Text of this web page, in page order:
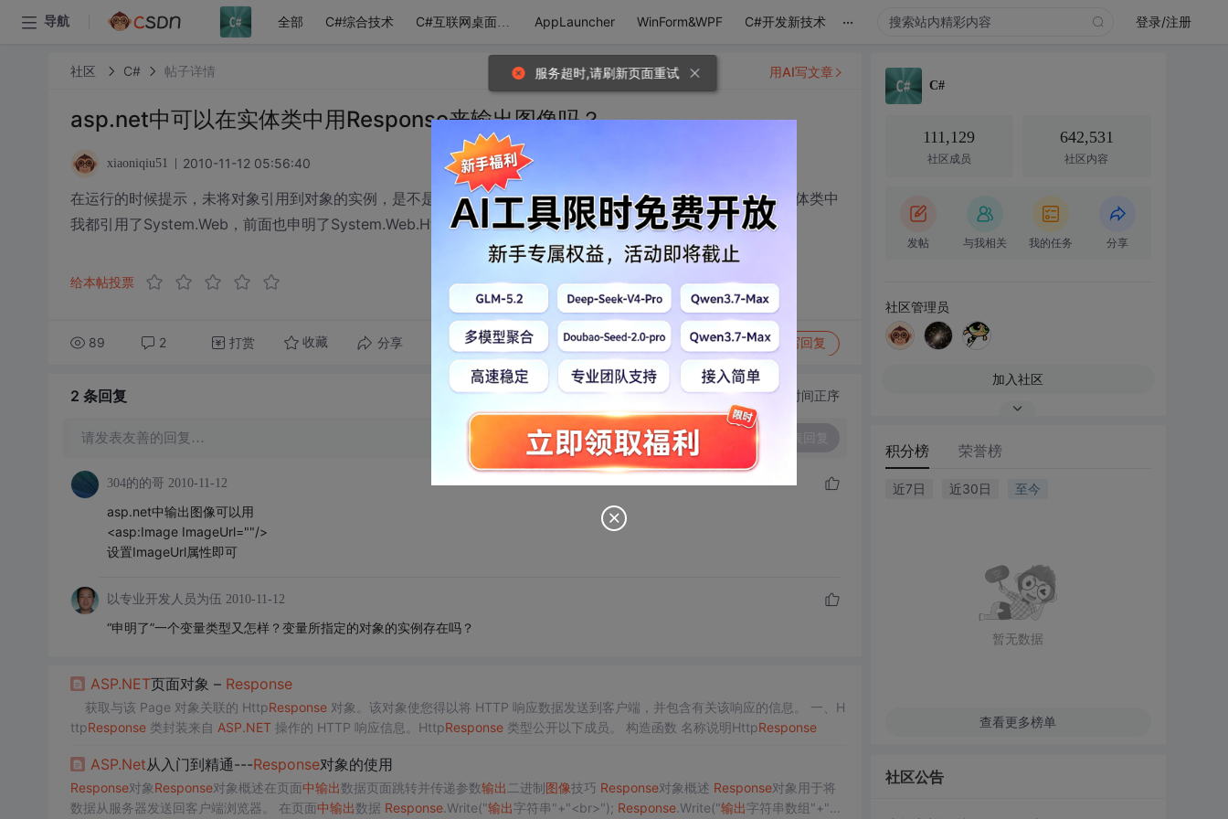
导航 全部 C#综合技术 C#互联网桌面应用 AppLauncher WinForm&WPF C#开发新技术 ... 登录/注册
社区 C# 帖子详情
asp.net中可以在实体类中用Response来输出图像吗？
xiaoniqiu51 2010-11-12 05:56:40
在运行的时候提示，未将对象引用到对象的实例，是不是在实体类中不可以用Response输出内容啊，引用中与实体类中
我都引用了System.Web，前面也申明了System.Web.HttpResponse response；
给本帖投票
89 2 打赏 收藏 分享 转发到动态 举报 写回复
用AI写文章
2 条回复 切换为时间正序
请发表友善的回复…
304的的哥 2010-11-12
asp.net中输出图像可以用
<asp:Image ImageUrl=""/>
设置ImageUrl属性即可
以专业开发人员为伍 2010-11-12
“申明了”一个变量类型又怎样？变量所指定的对象的实例存在吗？
ASP.NET页面对象 – Response
获取与该 Page 对象关联的 HttpResponse对象。该对象使您得以将 HTTP 响应数据发送到客户端，并包含有关该响应的信息。 一、H
ttpResponse类封装来自 ASP.NET操作的 HTTP 响应信息。HttpResponse类型公开以下成员。 构造函数 名称说明HttpResponse
ASP.Net从入门到精通---Response对象的使用
Response对象Response对象概述在页面中输出数据页面跳转并传递参数输出 二进制图像技巧 Response对象概述 Response对象用于将
数据从服务器发送回客户端浏览器。 在页面中输出数据 Response.Write("输出字符串"+"<br>"); Response.Write("输出字符串数组"+"<b
C#
111,129
社区成员
642,531
社区内容
发帖 与我相关 我的任务 分享
社区管理员
加入社区
积分榜 荣誉榜
近7日 近30日 至今
暂无数据
查看更多榜单
社区公告
服务超时,请刷新页面重试